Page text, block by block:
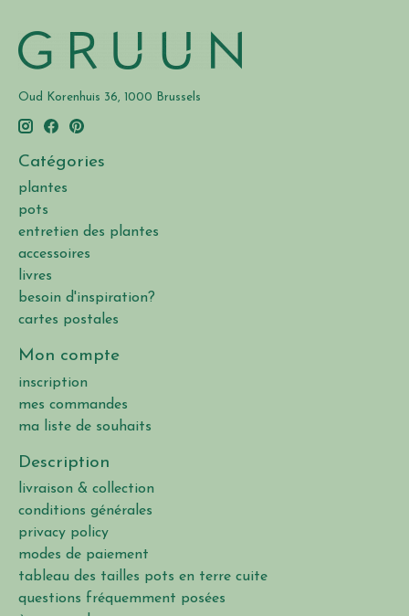
Oud Korenhuis 36, 1000 Brussels
Catégories
plantes
pots
entretien des plantes
accessoires
livres
besoin d'inspiration?
cartes postales
Mon compte
inscription
mes commandes
ma liste de souhaits
Description
livraison & collection
conditions générales
privacy policy
modes de paiement
tableau des tailles pots en terre cuite
questions fréquemment posées